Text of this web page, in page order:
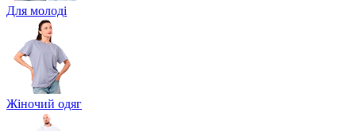
Для молоді
Жіночий одяг